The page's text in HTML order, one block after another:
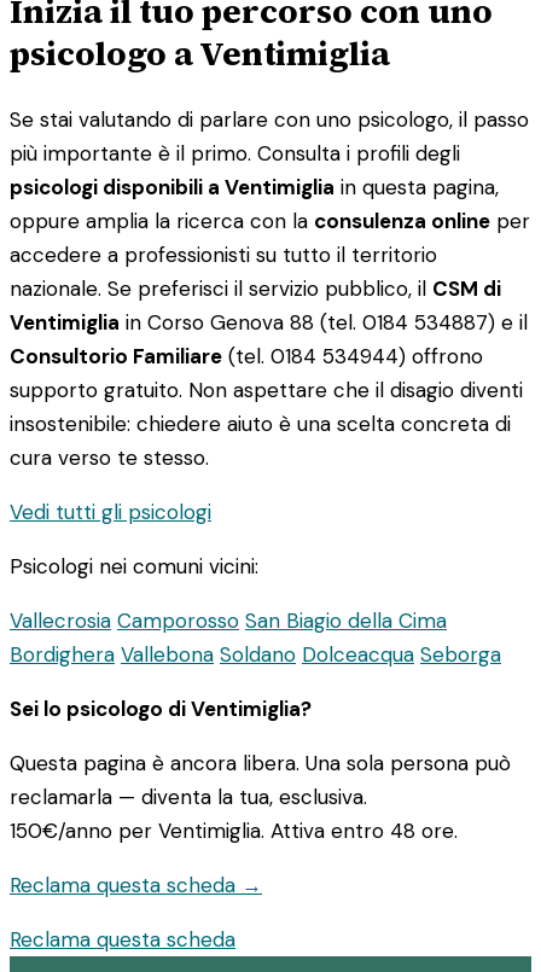
Inizia il tuo percorso con uno
psicologo a Ventimiglia
Se stai valutando di parlare con uno psicologo, il passo
più importante è il primo. Consulta i profili degli
psicologi disponibili a Ventimiglia in questa pagina,
oppure amplia la ricerca con la consulenza online per
accedere a professionisti su tutto il territorio
nazionale. Se preferisci il servizio pubblico, il CSM di
Ventimiglia in Corso Genova 88 (tel. 0184 534887) e il
Consultorio Familiare (tel. 0184 534944) offrono
supporto gratuito. Non aspettare che il disagio diventi
insostenibile: chiedere aiuto è una scelta concreta di
cura verso te stesso.
Vedi tutti gli psicologi
Psicologi nei comuni vicini:
Vallecrosia Camporosso San Biagio della Cima
Bordighera Vallebona Soldano Dolceacqua Seborga
Sei lo psicologo di Ventimiglia?
Questa pagina è ancora libera. Una sola persona può
reclamarla — diventa la tua, esclusiva.
150€/anno per Ventimiglia. Attiva entro 48 ore.
Reclama questa scheda →
Reclama questa scheda